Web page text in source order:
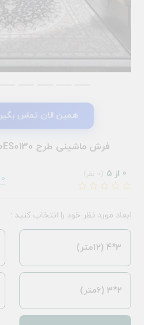
همین الان تماس بگیر 09905599960
فرش ماشینی طرح 10ES0130 سرمه ای 1200 شانه
0 از 5 0 نظر
ابعاد مورد نظر خود را انتخاب کنید :
3*4 (12متر)
2*3 (6متر)